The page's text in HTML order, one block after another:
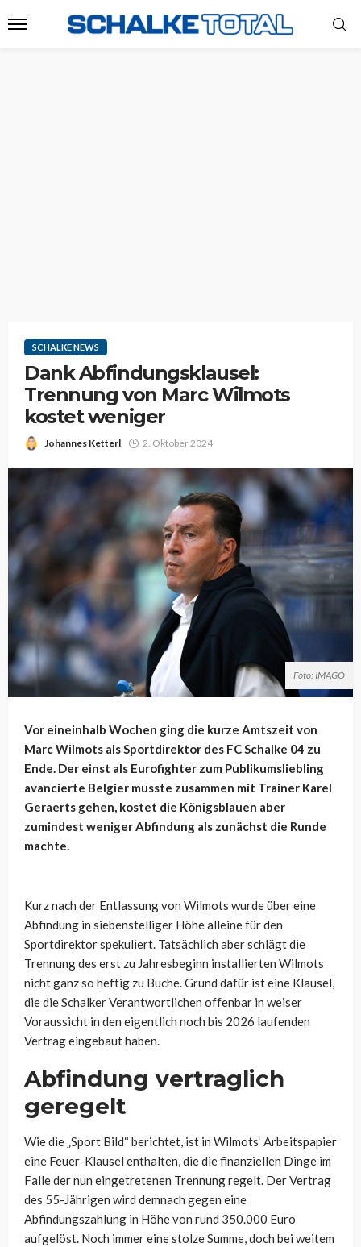
SCHALKE NEWS
Dank Abfindungsklausel:
Trennung von Marc Wilmots
kostet weniger
Johannes Ketterl 2. Oktober 2024
Foto: IMAGO
Vor eineinhalb Wochen ging die kurze Amtszeit von
Marc Wilmots als Sportdirektor des FC Schalke 04 zu
Ende. Der einst als Eurofighter zum Publikumsliebling
avancierte Belgier musste zusammen mit Trainer Karel
Geraerts gehen, kostet die Königsblauen aber
zumindest weniger Abfindung als zunächst die Runde
machte.
Kurz nach der Entlassung von Wilmots wurde über eine
Abfindung in siebenstelliger Höhe alleine für den
Sportdirektor spekuliert. Tatsächlich aber schlägt die
Trennung des erst zu Jahresbeginn installierten Wilmots
nicht ganz so heftig zu Buche. Grund dafür ist eine Klausel,
die die Schalker Verantwortlichen offenbar in weiser
Voraussicht in den eigentlich noch bis 2026 laufenden
Vertrag eingebaut haben.
Abfindung vertraglich
geregelt
Wie die „Sport Bild“ berichtet, ist in Wilmots‘ Arbeitspapier
eine Feuer-Klausel enthalten, die die finanziellen Dinge im
Falle der nun eingetretenen Trennung regelt. Der Vertrag
des 55-Jährigen wird demnach gegen eine
Abfindungszahlung in Höhe von rund 350.000 Euro
aufgelöst. Noch immer eine stolze Summe, doch bei weitem